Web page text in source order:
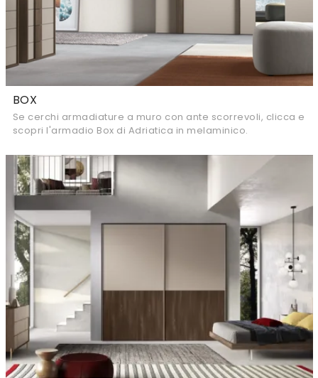
BOX
Se cerchi armadiature a muro con ante scorrevoli, clicca e
scopri l'armadio Box di Adriatica in melaminico.